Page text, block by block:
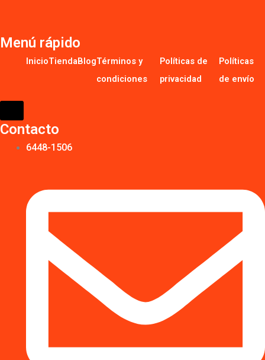
Menú rápido
InicioTiendaBlogTérminos y
condiciones
Políticas de
privacidad
Políticas
de envío
TOGGLE
MENU
Contacto
6448-1506